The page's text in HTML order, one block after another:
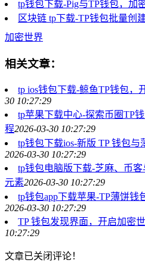
tp钱包下载-Pig与TP钱包，加
区块链 tp下载-TP钱包批量创
加密世界
相关文章：
tp ios钱包下载-鲸鱼TP钱包，
30 10:27:29
tp苹果下载中心-探索币圈TP
程2026-03-30 10:27:29
tp钱包下载ios-新版 TP 钱包
2026-03-30 10:27:29
tp钱包电脑版下载-芝麻、币
元素2026-03-30 10:27:29
tp钱包app下载苹果-TP薄饼钱
2026-03-30 10:27:29
TP 钱包发现界面，开启加密
10:27:29
文章已关闭评论！